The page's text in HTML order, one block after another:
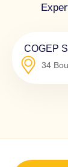
COGEP
34